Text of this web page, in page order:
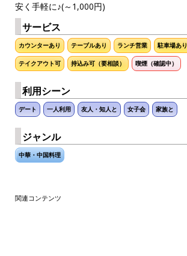
安く手軽に♪(～1,000円)
サービス
カウンターあり テーブルあり ランチ営業 駐車場あり
テイクアウト可 持込み可（要相談） 喫煙（確認中）
利用シーン
デート 一人利用 友人・知人と 女子会 家族と
ジャンル
中華・中国料理
関連コンテンツ